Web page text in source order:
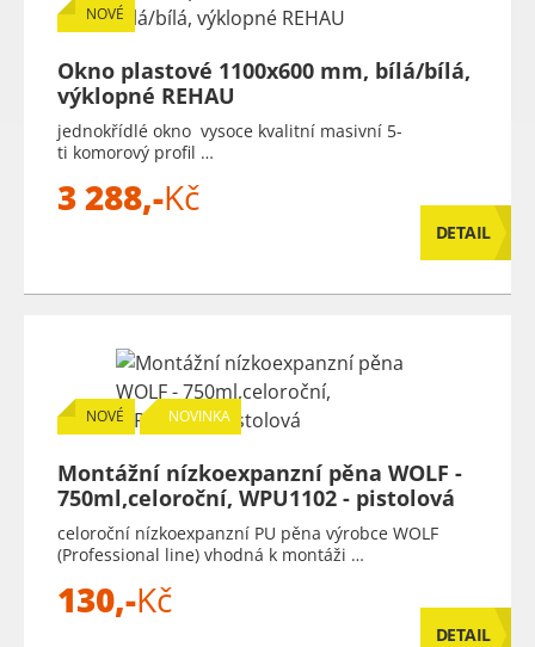
NOVÉ
Okno plastové 1100x600 mm, bílá/bílá,
výklopné REHAU
jednokřídlé okno vysoce kvalitní masivní 5-
ti komorový profil …
3 288,-Kč
DETAIL
NOVÉ NOVINKA
Montážní nízkoexpanzní pěna WOLF -
750ml,celoroční, WPU1102 - pistolová
celoroční nízkoexpanzní PU pěna výrobce WOLF
(Professional line) vhodná k montáži …
130,-Kč
DETAIL